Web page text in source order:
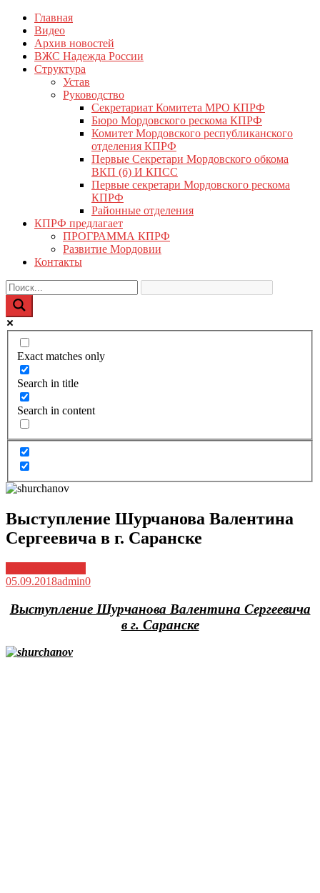
Перейти
содержимому
КПРФ Мордовия
Мордовское Региональное отделение КПРФ
Главная
Видео
Архив новостей
ВЖС Надежда России
Структура
Устав
Руководство
Секретариат Комитета МРО КПРФ
Бюро Мордовского рескома КПРФ
Комитет Мордовского республиканского
отделения КПРФ
Первые Секретари Мордовского обкома
ВКП (б) И КПСС
Первые секретари Мордовского рескома
КПРФ
Районные отделения
КПРФ предлагает
ПРОГРАММА КПРФ
Развитие Мордовии
Контакты
Exact matches only
Search in title
Search in content
Выступление Шурчанова Валентина
Сергеевича в г. Саранске
05.09.2018admin0
Выступление Шурчанова Валентина Сергеевича
в г. Саранске